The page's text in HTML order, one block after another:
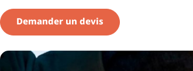
Demander un devis